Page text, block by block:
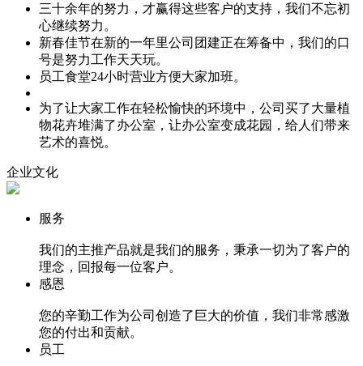
三十余年的努力，才赢得这些客户的支持，我们不忘初
心继续努力。
新春佳节在新的一年里公司团建正在筹备中，我们的口
号是努力工作天天玩。
员工食堂24小时营业方便大家加班。
为了让大家工作在轻松愉快的环境中，公司买了大量植
物花卉堆满了办公室，让办公室变成花园，给人们带来
艺术的喜悦。
企业文化
服务
我们的主推产品就是我们的服务，秉承一切为了客户的
理念，回报每一位客户。
感恩
您的辛勤工作为公司创造了巨大的价值，我们非常感激
您的付出和贡献。
员工